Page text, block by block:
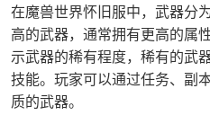
在魔兽世界怀旧服中，武器分
高的武器，通常拥有更高的属
示武器的稀有程度，稀有的武
技能。玩家可以通过任务、副
质的武器。